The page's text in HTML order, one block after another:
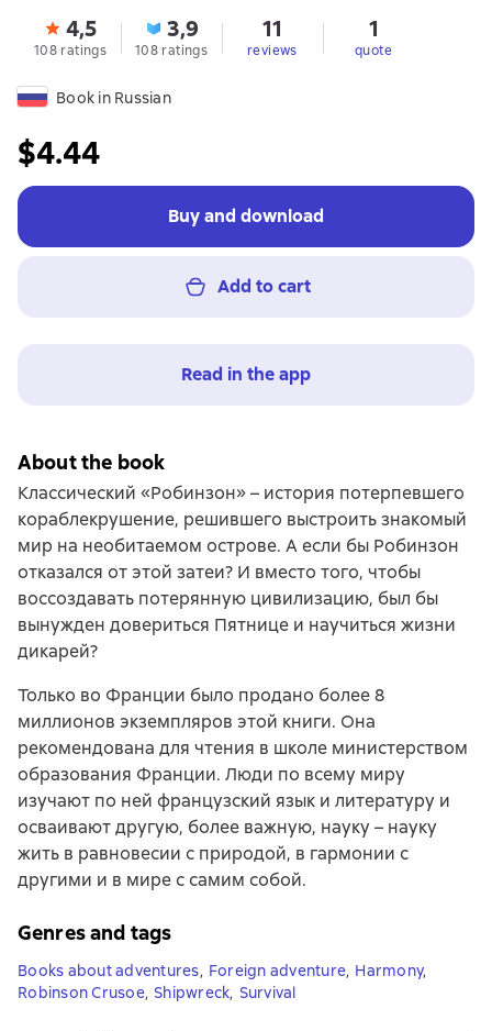
4,5
108 ratings
3,9
108 ratings
11
reviews
1
quote
Book in Russian
$4.44
Buy and download
Add to cart
Read in the app
About the book
Классический «Робинзон» – история потерпевшего
кораблекрушение, решившего выстроить знакомый
мир на необитаемом острове. А если бы Робинзон
отказался от этой затеи? И вместо того, чтобы
воссоздавать потерянную цивилизацию, был бы
вынужден довериться Пятнице и научиться жизни
дикарей?
Только во Франции было продано более 8
миллионов экземпляров этой книги. Она
рекомендована для чтения в школе министерством
образования Франции. Люди по всему миру
изучают по ней французский язык и литературу и
осваивают другую, более важную, науку – науку
жить в равновесии с природой, в гармонии с
другими и в мире с самим собой.
Genres and tags
Books about adventures, Foreign adventure, Harmony,
Robinson Crusoe, Shipwreck, Survival